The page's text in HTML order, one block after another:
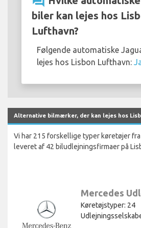
biler kan lejes hos
Lufthavn?
Følgende automatiske
lejes hos Lisbon Lufthavn:
Alternative bilmærker, der kan lejes hos
Vi har 215 forskellige typer køretøjer
leveret af 42 biludlejningsfirmaer på
Mercedes
Køretøjstyper: 24